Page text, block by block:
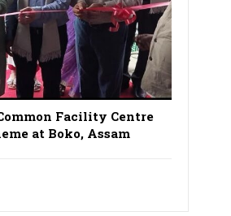
Facility Centre
at Boko, Assam